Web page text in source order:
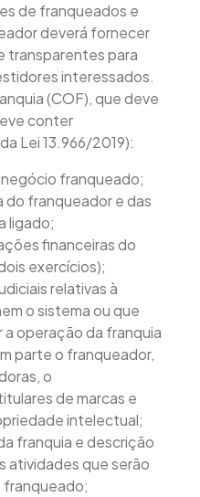
de franqueados e
deverá fornecer
transparentes para
interessados.
(COF), que deve
conter
Lei 13.966/2019):
franqueado;
franqueador e das
ligado;
financeiras do
exercícios);
relativas à
o sistema ou que
operação da franquia
parte o franqueador,
o
de marcas e
intelectual;
franquia e descrição
atividades que serão